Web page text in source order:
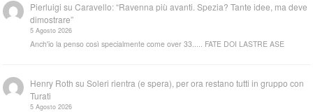
Pierluigi suCaravello: “Ravenna più avanti. Spezia? Tante idee, ma deve
dimostrare”
5 Agosto 2026
Anch'io la penso così specialmente come over 33..... FATE DOI LASTRE ASE
Henry Roth suSoleri rientra (e spera), per ora restano tutti in gruppo con
Turati
5 Agosto 2026